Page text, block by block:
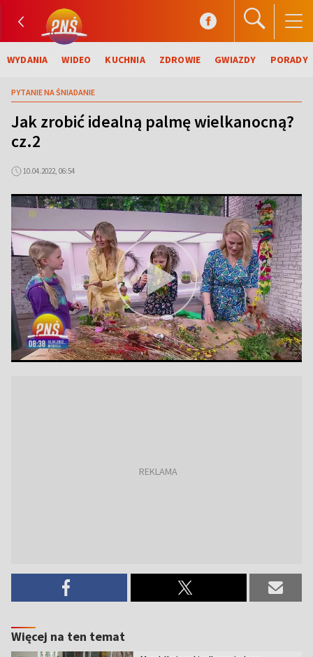
WYDANIA WIDEO KUCHNIA ZDROWIE GWIAZDY PORADY
PYTANIE NA ŚNIADANIE
Jak zrobić idealną palmę wielkanocną?
cz.2
10.04.2022, 06:54
Więcej na ten temat